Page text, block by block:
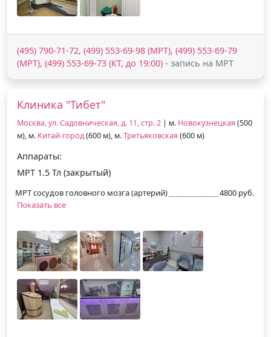
(495) 790-71-72, (499) 553-69-98 (МРТ), (499) 553-69-79
(МРТ), (499) 553-69-73 (КТ, до 19:00) - запись на МРТ
Клиника "Тибет"
Москва, ул. Садовническая, д. 11, стр. 2 | м. Новокузнецкая (500
м), м. Китай-город(600 м), м.Третьяковская (600 м)
Аппараты:
МРТ 1.5 Тл (закрытый)
МРТ сосудов головного мозга (артерий)
4800 руб.
Показать все